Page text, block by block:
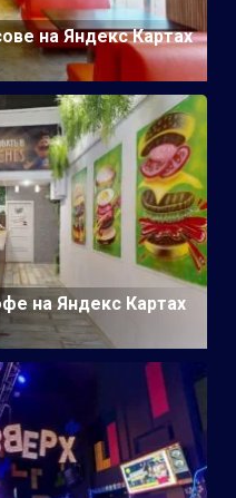
на Яндекс Картах
на Яндекс Картах